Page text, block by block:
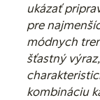
ukázať
pre
módnych
šťastný
kombináciu